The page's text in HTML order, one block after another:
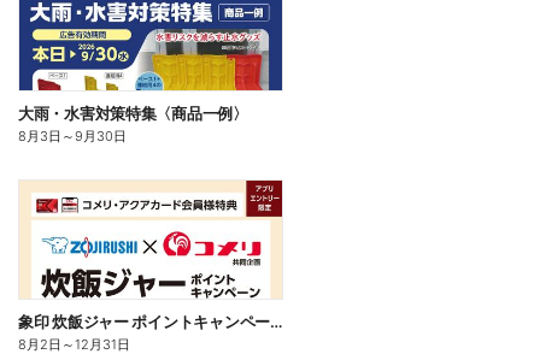
大雨・水害対策特集〈商品一例〉
8月3日 ～9月30日
象印 炊飯ジャー ポイントキャンペーン
8月2日 ～12月31日